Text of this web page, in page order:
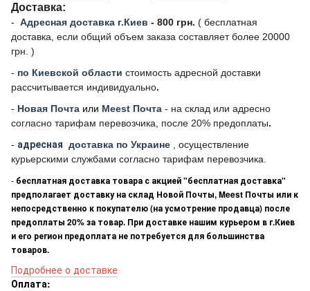
Доставка:
- Адресная доставка г.Киев - 800 грн. ( бесплатная
доставка, если общий объем заказа составляет более 20000
грн. )
- по Киевской области стоимость адресной доставки
рассчитывается индивидуально.
- Новая Почта или Meest Почта - на склад или адресно
согласно тарифам перевозчика, после 20% предоплаты.
- адресная доставка по Украине
, осуществление
курьерскими службами согласно тарифам перевозчика.
- бесплатная доставка товара с акцией "бесплатная доставка"
предполагает доставку на склад Новой Почты, Meest Почты или к
непосредственно к покупателю (на усмотрение продавца) после
предоплаты 20% за товар. При доставке нашим курьером в г.Киев
и его регион предоплата не потребуется для большинства
товаров.
Подробнее о доставке
Оплата: